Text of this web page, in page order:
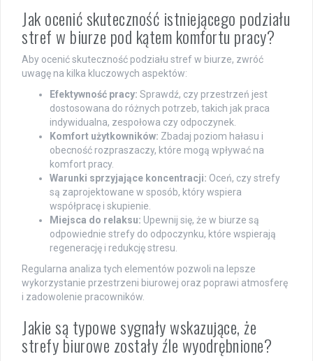
Jak ocenić skuteczność istniejącego podziału
stref w biurze pod kątem komfortu pracy?
Aby ocenić skuteczność podziału stref w biurze, zwróć
uwagę na kilka kluczowych aspektów:
Efektywność pracy: Sprawdź, czy przestrzeń jest
dostosowana do różnych potrzeb, takich jak praca
indywidualna, zespołowa czy odpoczynek.
Komfort użytkowników: Zbadaj poziom hałasu i
obecność rozpraszaczy, które mogą wpływać na
komfort pracy.
Warunki sprzyjające koncentracji: Oceń, czy strefy
są zaprojektowane w sposób, który wspiera
współpracę i skupienie.
Miejsca do relaksu: Upewnij się, że w biurze są
odpowiednie strefy do odpoczynku, które wspierają
regenerację i redukcję stresu.
Regularna analiza tych elementów pozwoli na lepsze
wykorzystanie przestrzeni biurowej oraz poprawi atmosferę
i zadowolenie pracowników.
Jakie są typowe sygnały wskazujące, że
strefy biurowe zostały źle wyodrębnione?